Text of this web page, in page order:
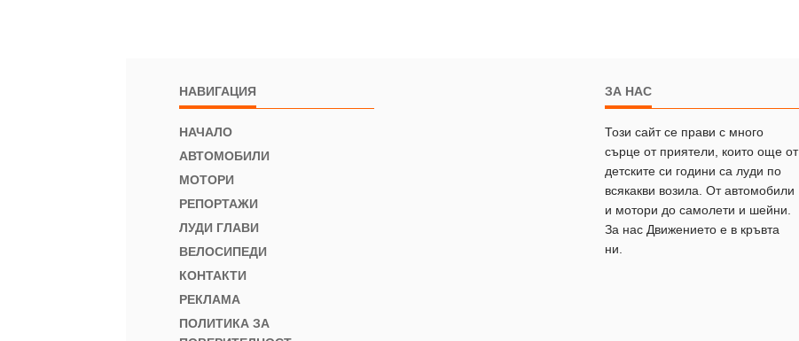
НАВИГАЦИЯ
НАЧАЛО
АВТОМОБИЛИ
МОТОРИ
РЕПОРТАЖИ
ЛУДИ ГЛАВИ
ВЕЛОСИПЕДИ
КОНТАКТИ
РЕКЛАМА
ПОЛИТИКА ЗА
ЗА НАС
Този сайт се прави с много
сърце от приятели, които още от
детските си години са луди по
всякакви возила. От автомобили
и мотори до самолети и шейни.
За нас Движението е в кръвта
ни.